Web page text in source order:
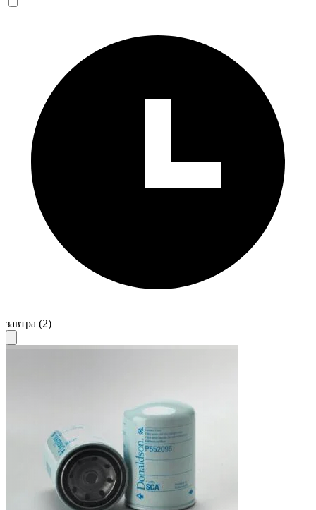
завтра (2)